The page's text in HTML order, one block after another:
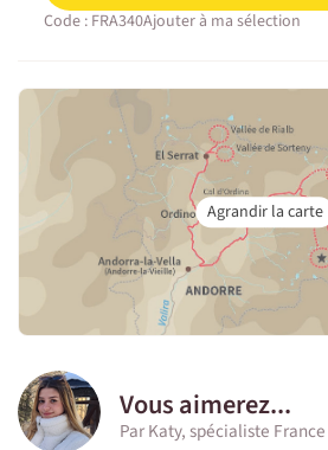
Code : FRA340Ajouter à ma sélection
Vous aimerez...
Par Katy, spécialiste France